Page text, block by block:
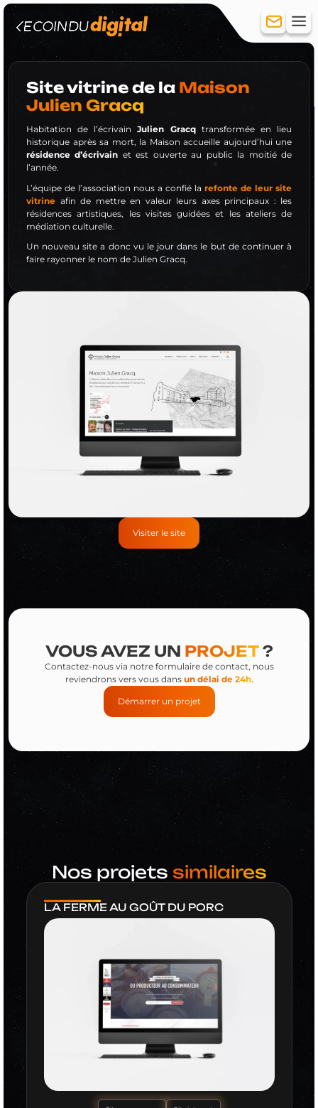
Site vitrine
Site e-commerce
Référencement Naturel (SEO)
Référencement payant (SEA)
Création de compte
Visiter le site
Site vitrine de la Maison
Julien Gracq
Habitation de l’écrivainJulien Gracqtransformée en lieu
historique après sa mort, la Maison accueille aujourd’hui une
résidence d’écrivain et est ouverte au public la moitié de
l’année.
L’équipe de l’association nous a confié la refonte de leur site
vitrine afin de mettre en valeur leurs axes principaux : les
résidences artistiques, les visites guidées et les ateliers de
médiation culturelle.
Un nouveau site a donc vu le jour dans le but de continuer à
faire rayonner le nom de Julien Gracq.
VOUS AVEZ UN PROJET?
Contactez-nous via notre formulaire de contact, nous
reviendrons vers vous dans un délai de 24h.
Démarrer un projet
Nos projets similaires
LA FERME AU GOÛT DU PORC